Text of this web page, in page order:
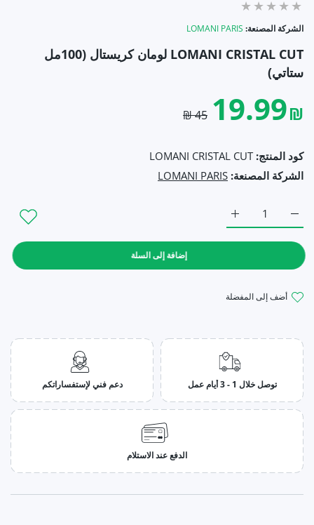
الشركة المصنعة: LOMANI PARIS
LOMANI CRISTAL CUT لومان كريستال (100مل
ستاتي)
19.99₪
45 ₪
كود المنتج: LOMANI CRISTAL CUT
الشركة المصنعة: LOMANI PARIS
زيادة كمية LOMANI CRISTAL CUT لومان كريستال (100مل ستاتي) Default Title زيادة كمية LOMANI CRISTAL CUT لومان كريستال (100مل ستاتي) Default Title
إضافة إلى السلة
أضف إلى المفضلة
توصل خلال 1 - 3 أيام عمل دعم فني لإستفساراتكم
الدفع عند الاستلام